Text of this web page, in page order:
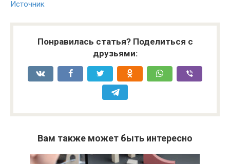
Источник
Понравилась статья? Поделиться с
друзьями:
Вам также может быть интересно